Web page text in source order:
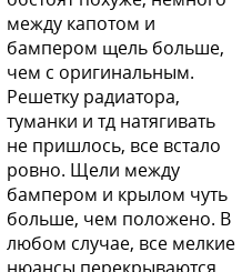
X42 - Amethyst Black
X42 - Amethyst Black
между капотом и
бампером щель больше,
чем с оригинальным.
Решетку радиатора,
туманки и тд натягивать
не пришлось, все встало
ровно. Щели между
бампером и крылом чуть
больше, чем положено. В
любом случае, все мелкие